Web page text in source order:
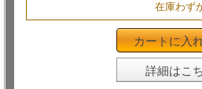
在庫わず
カートに入
詳細はこ